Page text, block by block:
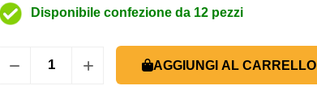
Disponibile confezione da 12 pezzi
AGGIUNGI AL CARRELLO